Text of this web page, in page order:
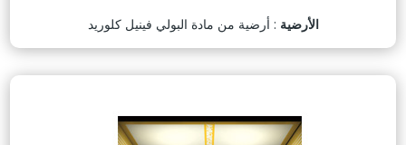
الأرضية : أرضية من مادة البولي فينيل كلوريد